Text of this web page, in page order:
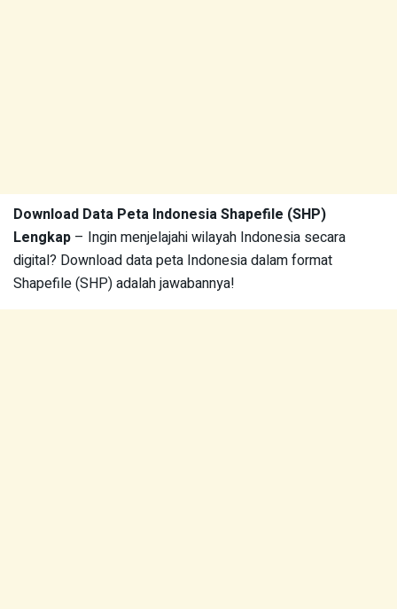
Download Data Peta Indonesia Shapefile (SHP)
Lengkap – Ingin menjelajahi wilayah Indonesia secara
digital? Download data peta Indonesia dalam format
Shapefile (SHP) adalah jawabannya!